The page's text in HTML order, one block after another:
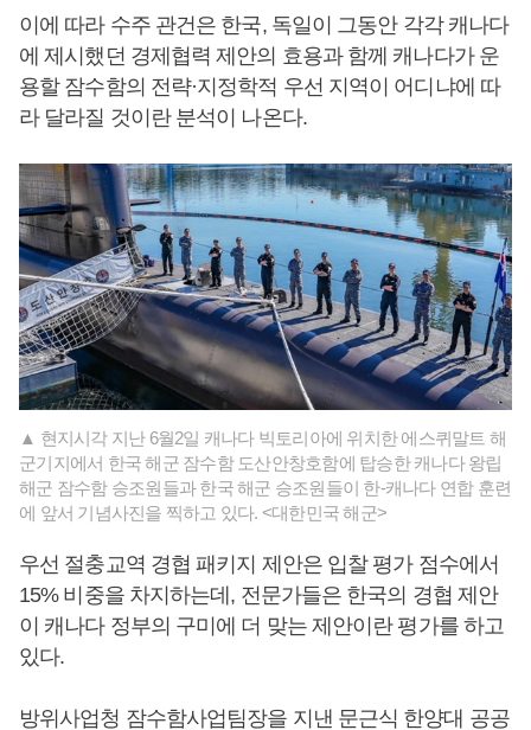
이에 따라 수주 관건은 한국, 독일이 그동안 각각 캐나다
에 제시했던 경제협력 제안의 효용과 함께 캐나다가 운
용할 잠수함의 전략·지정학적 우선 지역이 어디냐에 따
라 달라질 것이란 분석이 나온다.
▲ 현지시각 지난 6월2일 캐나다 빅토리아에 위치한 에스퀴말트 해
군기지에서 한국 해군 잠수함 도산안창호함에 탑승한 캐나다 왕립
해군 잠수함 승조원들과 한국 해군 승조원들이 한-캐나다 연합 훈련
에 앞서 기념사진을 찍하고 있다. <대한민국 해군>
우선 절충교역 경협 패키지 제안은 입찰 평가 점수에서
15% 비중을 차지하는데, 전문가들은 한국의 경협 제안
이 캐나다 정부의 구미에 더 맞는 제안이란 평가를 하고
있다.
방위사업청 잠수함사업팀장을 지낸 문근식 한양대 공공